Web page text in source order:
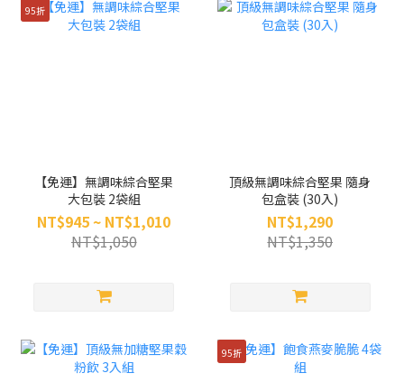
95折
【免運】無調味綜合堅果
大包裝 2袋組
NT$945 ~ NT$1,010
NT$1,050
頂級無調味綜合堅果 隨身
包盒裝 (30入)
NT$1,290
NT$1,350
95折